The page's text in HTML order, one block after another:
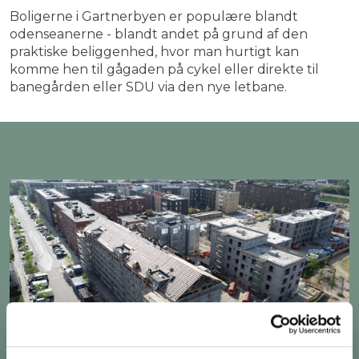
Boligerne i Gartnerbyen er populære blandt
odenseanerne - blandt andet på grund af den
praktiske beliggenhed, hvor man hurtigt kan
komme hen til gågaden på cykel eller direkte til
banegården eller SDU via den nye letbane.